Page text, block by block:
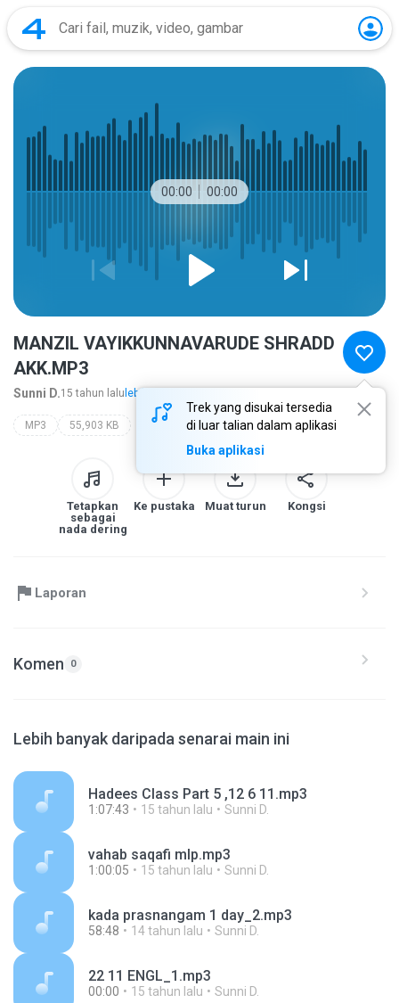
00:00 00:00
Trek yang disukai tersedia
di luar talian dalam aplikasi
Buka aplikasi
MANZIL VAYIKKUNNAVARUDE SHRADD
AKK.MP3
Sunni D.15 tahun lalu lebih banyak...
MP3 55,903 KB
Tetapkan
sebagai
nada dering
Ke pustaka Muat turun Kongsi
Laporan
Komen 0
Lebih banyak daripada senarai main ini
Hadees Class Part 5 ,12 6 11.mp3
1:07:43 15 tahun lalu Sunni D.
vahab saqafi mlp.mp3
1:00:05 15 tahun lalu Sunni D.
kada prasnangam 1 day_2.mp3
58:48 14 tahun lalu Sunni D.
22 11 ENGL_1.mp3
00:00 15 tahun lalu Sunni D.